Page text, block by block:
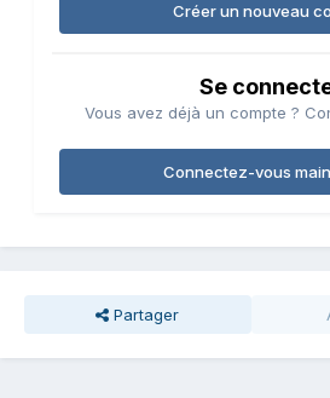
Créer un nouveau
Se
Vous avez déjà un compte ?
Connectez-vous
Partager